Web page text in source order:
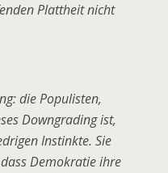
Plattheit nicht
die Po­pulisten,
Down­grading ist,
Instinkte. Sie
Demokratie ihre